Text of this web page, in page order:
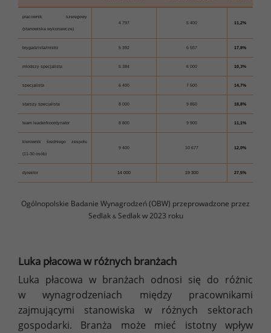
pracownik szeregowy
(stanowiska wykonawcze)
4 797 5 400 11,2%
brygadzista/mistrz 5 392 6 557 17,8%
młodszy specjalista 5 384 6 000 10,3%
specjalista 6 400 7 500 14,7%
starszy specjalista 8 000 9 850 18,8%
team leader/koordynator 8 800 9 900 11,1%
kierownik średniego zespołu
(11-30 osób)
9 400 10 677 12,0%
dyrektor 14 000 19 300 27,5%
Ogólnopolskie Badanie Wynagrodzeń (OBW) przeprowadzone przez
Sedlak &Sedlak w 2023 roku
Luka płacowa w różnych branżach
Luka płacowa w branżach odnosi się do różnic
w wynagrodzeniach między pracownikami
zajmującymi stanowiska w różnych sektorach
gospodarki. Branża może mieć istotny wpływ